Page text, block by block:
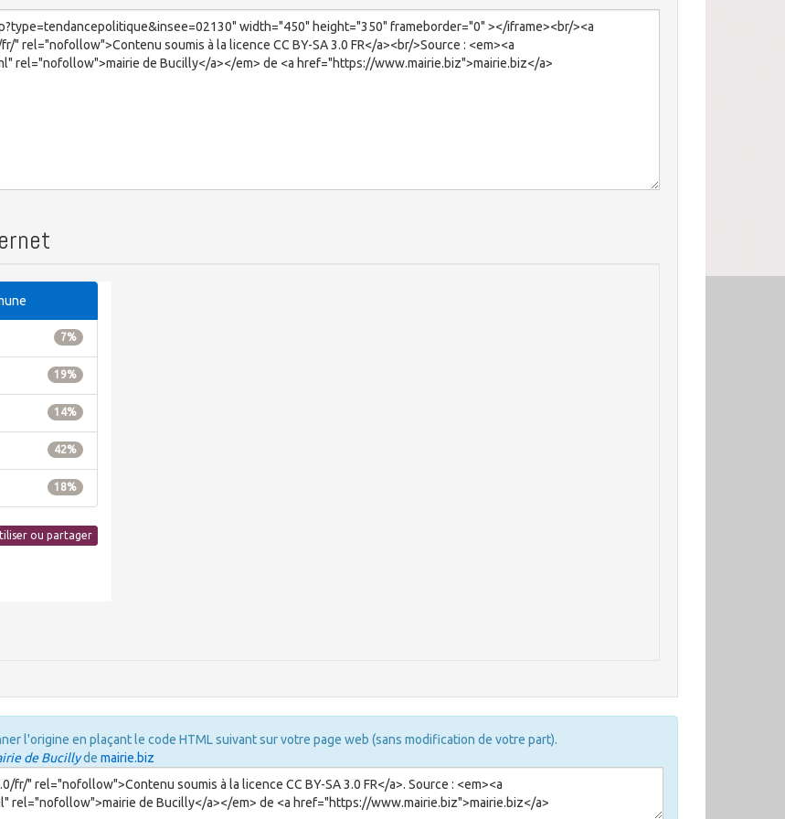
l'origine en plaçant le code HTML suivant sur votre page web (sans modification de votre part).
de Bucillyde mairie.biz